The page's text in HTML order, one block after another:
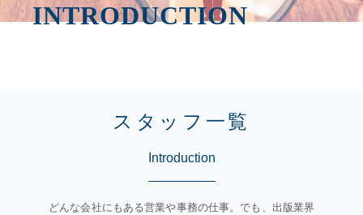
INTRODUCTION
スタッフ一覧
Introduction
どんな会社にもある営業や事務の仕事。でも、出版業界